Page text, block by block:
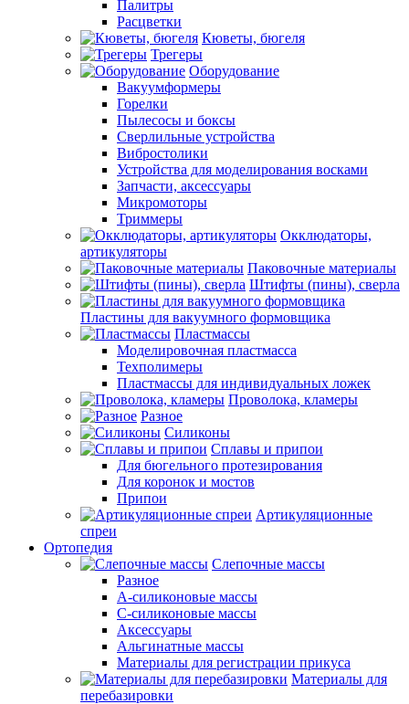
Палитры
Расцветки
Кюветы, бюгеля
Трегеры
Оборудование
Вакуумформеры
Горелки
Пылесосы и боксы
Сверлильные устройства
Вибростолики
Устройства для моделирования восками
Запчасти, аксессуары
Микромоторы
Триммеры
Окклюдаторы,
артикуляторы
Паковочные материалы
Штифты (пины), сверла
Пластины для вакуумного формовщика
Пластмассы
Моделировочная пластмасса
Техполимеры
Пластмассы для индивидуальных ложек
Проволока, кламеры
Разное
Силиконы
Сплавы и припои
Для бюгельного протезирования
Для коронок и мостов
Припои
Артикуляционные
спреи
Ортопедия
Слепочные массы
Разное
А-силиконовые массы
С-силиконовые массы
Аксессуары
Альгинатные массы
Материалы для регистрации прикуса
Материалы для
перебазировки